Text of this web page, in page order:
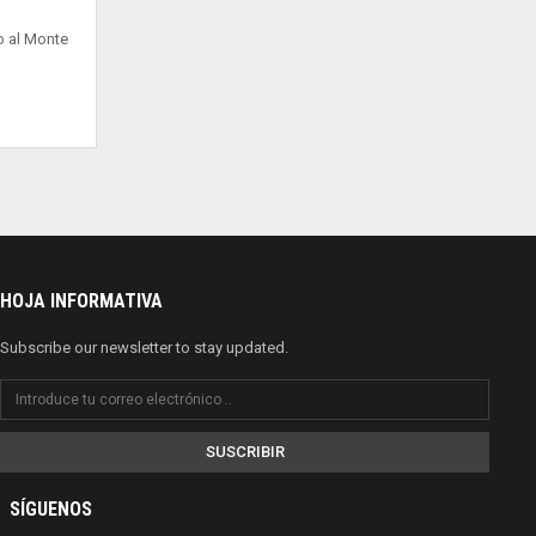
al Monte
HOJA INFORMATIVA
Subscribe our newsletter to stay updated.
SUSCRIBIR
SÍGUENOS